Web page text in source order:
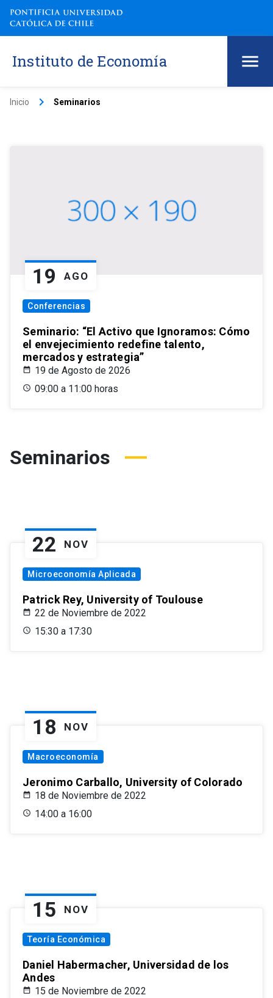
Instituto de Economía
Inicio keyboard_arrow_right Seminarios
19 AGO
Conferencias
Seminario: “El Activo que Ignoramos: Cómo
el envejecimiento redefine talento,
mercados y estrategia”
19 de Agosto de 2026
09:00 a 11:00 horas
Seminarios
22 NOV
Microeconomía Aplicada
Patrick Rey, University of Toulouse
22 de Noviembre de 2022
15:30 a 17:30
18 NOV
Macroeconomía
Jeronimo Carballo, University of Colorado
18 de Noviembre de 2022
14:00 a 16:00
15 NOV
Teoría Económica
Daniel Habermacher, Universidad de los
Andes
15 de Noviembre de 2022